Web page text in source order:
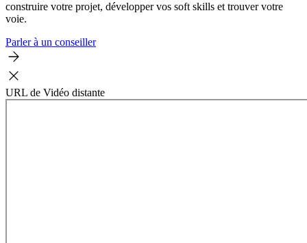
construire votre projet, développer vos soft skills et trouver votre
voie.
Parler à un conseiller
URL de Vidéo distante